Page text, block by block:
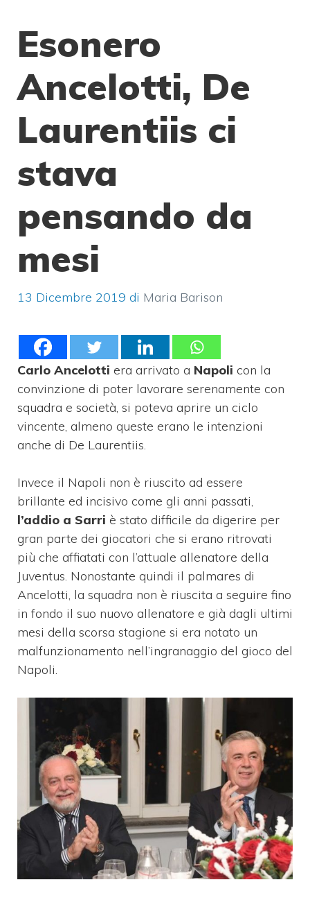
Esonero
Ancelotti, De
Laurentiis ci
stava
pensando da
mesi
13 Dicembre 2019 di Maria Barison
Carlo Ancelotti era arrivato a Napoli con la
convinzione di poter lavorare serenamente con
squadra e società, si poteva aprire un ciclo
vincente, almeno queste erano le intenzioni
anche di De Laurentiis.
Invece il Napoli non è riuscito ad essere
brillante ed incisivo come gli anni passati,
l’addio a Sarri è stato difficile da digerire per
gran parte dei giocatori che si erano ritrovati
più che affiatati con l’attuale allenatore della
Juventus. Nonostante quindi il palmares di
Ancelotti, la squadra non è riuscita a seguire fino
in fondo il suo nuovo allenatore e già dagli ultimi
mesi della scorsa stagione si era notato un
malfunzionamento nell’ingranaggio del gioco del
Napoli.